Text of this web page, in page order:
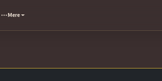
Mere